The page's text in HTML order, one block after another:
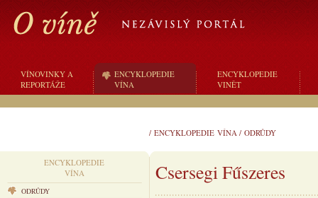
VÍNOVINKY A
REPORTÁŽE
ENCYKLOPEDIE
VÍNA
ENCYKLOPEDIE
VINĚT
/ ENCYKLOPEDIE VÍNA / ODRŮDY
ENCYKLOPEDIE
VÍNA
ODRŮDY
Csersegi Fűszeres